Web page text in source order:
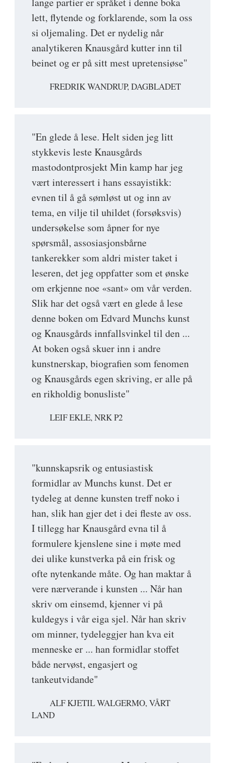
lett, flytende og forklarende, som la oss
si oljemaling. Det er nydelig når
analytikeren Knausgård kutter inn til
beinet og er på sitt mest upretensiøse"
FREDRIK WANDRUP, DAGBLADET
"En glede å lese. Helt siden jeg litt
stykkevis leste Knausgårds
mastodontprosjekt Min kamp har jeg
vært interessert i hans essayistikk:
evnen til å gå sømløst ut og inn av
tema, en vilje til uhildet (forsøksvis)
undersøkelse som åpner for nye
spørsmål, assosiasjonsbårne
tankerekker som aldri mister taket i
leseren, det jeg oppfatter som et ønske
om erkjenne noe «sant» om vår verden.
Slik har det også vært en glede å lese
denne boken om Edvard Munchs kunst
og Knausgårds innfallsvinkel til den ...
At boken også skuer inn i andre
kunstnerskap, biografien som fenomen
og Knausgårds egen skriving, er alle på
en rikholdig bonusliste"
LEIF EKLE, NRK P2
"kunnskapsrik og entusiastisk
formidlar av Munchs kunst. Det er
tydeleg at denne kunsten treff noko i
han, slik han gjer det i dei fleste av oss.
I tillegg har Knausgård evna til å
formulere kjenslene sine i møte med
dei ulike kunstverka på ein frisk og
ofte nytenkande måte. Og han maktar å
vere nærverande i kunsten ... Når han
skriv om einsemd, kjenner vi på
kuldegys i vår eiga sjel. Når han skriv
om minner, tydeleggjer han kva eit
menneske er ... han formidlar stoffet
både nervøst, engasjert og
tankeutvidande"
ALF KJETIL WALGERMO, VÅRT
LAND